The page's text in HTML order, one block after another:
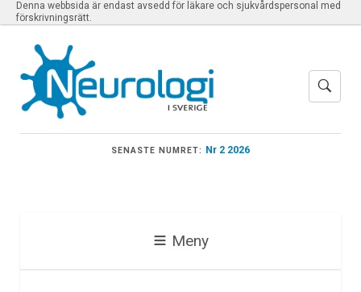
Denna webbsida är endast avsedd för läkare och sjukvårdspersonal med
förskrivningsrätt.
SENASTE NUMRET: Nr 2 2026
Meny